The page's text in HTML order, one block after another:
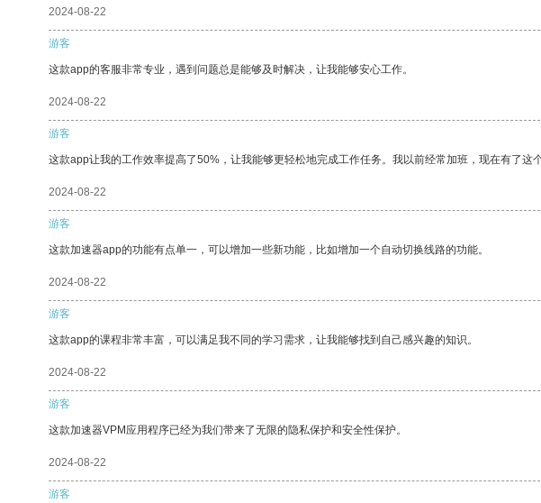
2024-08-22
游客
这款app的客服非常专业，遇到问题总是能够及时解决，让我能够安心工作。
2024-08-22
游客
这款app让我的工作效率提高了50%，让我能够更轻松地完成工作任务。我以前经常加班，现在有了这
2024-08-22
游客
这款加速器app的功能有点单一，可以增加一些新功能，比如增加一个自动切换线路的功能。
2024-08-22
游客
这款app的课程非常丰富，可以满足我不同的学习需求，让我能够找到自己感兴趣的知识。
2024-08-22
游客
这款加速器VPM应用程序已经为我们带来了无限的隐私保护和安全性保护。
2024-08-22
游客